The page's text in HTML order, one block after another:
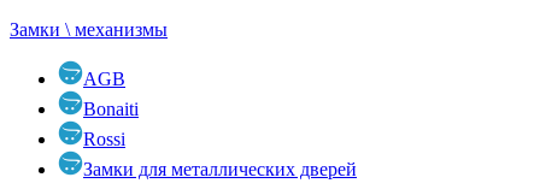
Замки \ механизмы
AGB
Bonaiti
Rossi
Замки для металлических дверей